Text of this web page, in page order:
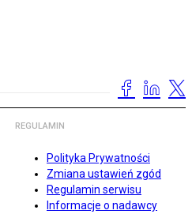
REGULAMIN
Polityka Prywatności
Zmiana ustawień zgód
Regulamin serwisu
Informacje o nadawcy